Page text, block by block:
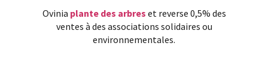
Ovinia plante des arbres et reverse 0,5% des
ventes à des associations solidaires ou
environnementales.